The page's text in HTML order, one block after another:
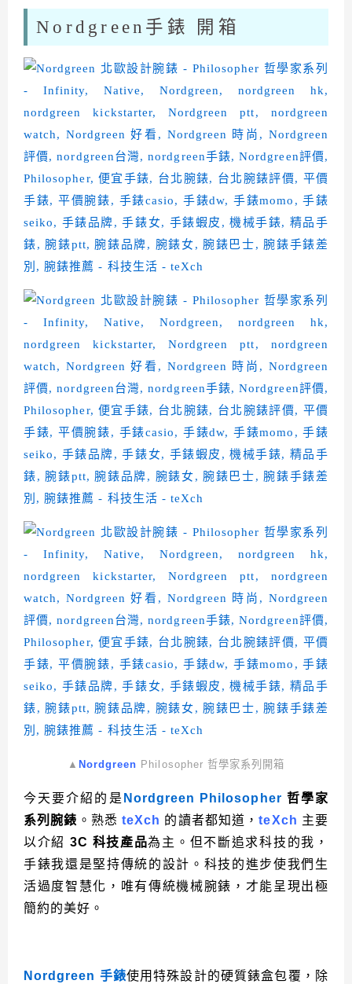
Nordgreen手錶 開箱
▲ Nordgreen Philosopher 哲學家系列開箱
今天要介紹的是 Nordgreen Philosopher 哲學家
系列腕錶 。熟悉teXch 的讀者都知道，teXch 主要
以介紹 3C 科技產品為主。但不斷追求科技的我，
手錶我還是堅持傳統的設計。科技的進步使我們生
活過度智慧化，唯有傳統機械腕錶，才能呈現出極
簡約的美好。
Nordgreen 手錶使用特殊設計的硬質錶盒包覆，除